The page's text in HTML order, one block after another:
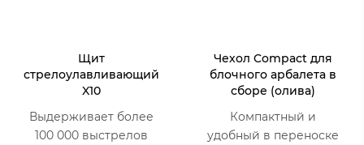
Щит
стрелоулавливающий
X10
Выдерживает более
100 000 выстрелов
Чехол Compact для
блочного арбалета в
сборе (олива)
Компактный и
удобный в переноске